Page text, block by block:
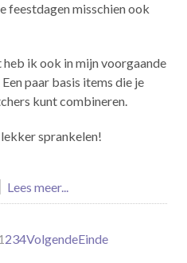
feestdagen misschien ook
ik ook in mijn voorgaande
paar basis items die je
kunt combineren.
sprankelen!
Lees meer...
234VolgendeEinde